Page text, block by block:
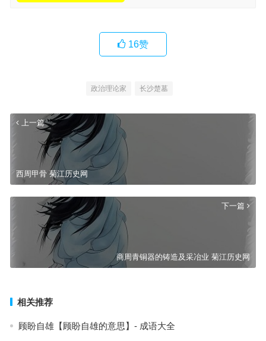
16赞
政治理论家 长沙楚墓
上一篇
西周甲骨 菊江历史网
下一篇
商周青铜器的铸造及采冶业 菊江历史网
相关推荐
顾盼自雄【顾盼自雄的意思】- 成语大全